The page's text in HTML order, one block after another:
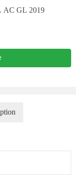
AC GL 2019